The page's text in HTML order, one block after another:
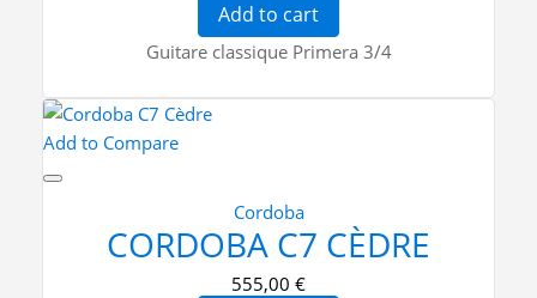
Add to cart
Guitare classique Primera 3/4
Add to Compare
Cordoba
CORDOBA C7 CÈDRE
555,00 €